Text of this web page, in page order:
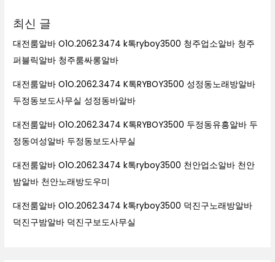
최신 글
대전룸알바 O1O.2062.3474 k톡ryboy3500 청주업소알바 청주
퍼블릭알바 청주룸싸롱알바
대전룸알바 O1O.2062.3474 K톡RYBOY3500 성정동노래방알바
두정동보도사무실 성정동바알바
대전룸알바 O1O.2062.3474 K톡RYBOY3500 두정동유흥알바 두
정동여성알바 두정동보도사무실
대전룸알바 O1O.2062.3474 k톡ryboy3500 천안업소알바 천안
밤알바 천안노래방도우미
대전룸알바 O1O.2062.3474 k톡ryboy3500 덕진구노래방알바
덕진구밤알바 덕진구보도사무실